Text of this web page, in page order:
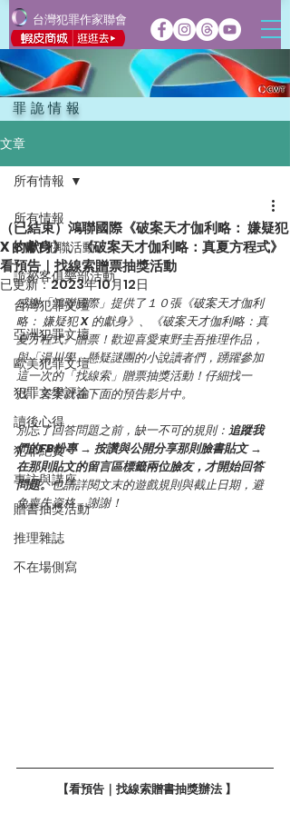
台灣犯罪作家聯會
罪詭情報
文章
所有情報
CWT犯聯活動
詭祕客俱樂部活動
台灣犯罪文壇
亞洲犯罪文壇
歐美犯罪文壇
犯罪文學評論
讀後心得
犯罪紀實
專訪與講座
贈書抽獎活動
推理雜誌
不在場側寫
所有情報
（已結束）鴻聯國際《破案天才伽利略： 嫌疑犯
X 的獻身》、《破案天才伽利略：真夏方程式》
看預告｜找線索贈票抽獎活動
已更新：2023年10月12日
感謝「鴻聯國際」提供了１０張《破案天才伽利
略： 嫌疑犯 X 的獻身》、《破案天才伽利略：真
夏方程式》贈票！歡迎喜愛東野圭吾推理作品，
與「湯川學」懸疑謎團的小說讀者們，踴躍參加
這一次的「找線索」贈票抽獎活動！仔細找一
找，答案就在下面的預告影片中。
別忘了回答問題之前，缺一不可的規則： 追蹤我
們的FB粉專 → 按讚與公開分享那則臉書貼文 →
在那則貼文的留言區標籤兩位臉友，才開始回答
問題。也請詳閱文末的遊戲規則與截止日期，避
免喪失資格，謝謝！
【看預告｜找線索贈書抽獎辦法 】